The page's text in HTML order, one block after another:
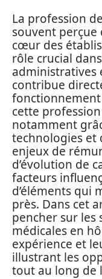
La profession
souvent perçue
cœur des
rôle crucial
administratives
contribue
fonctionnement
cette
notamment
technologies et
enjeux de
d’évolution de
facteurs
d’éléments qui
près. Dans cet
pencher sur les
médicales en
expérience et
illustrant les
tout au long de